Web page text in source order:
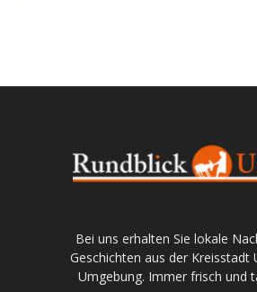
Bei uns erhalten Sie lokale
Geschichten aus der Kreisstadt
Umgebung. Immer frisch und